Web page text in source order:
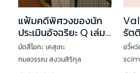
แฟ้มคดีพิศวงของนัก
ประเมินอัจฉริยะ Q เล่ม
6
มัตสึโอกะ เคสุเกะ
กมลวรรณ สงวนสิริกุล
รัต
อวี้หว่